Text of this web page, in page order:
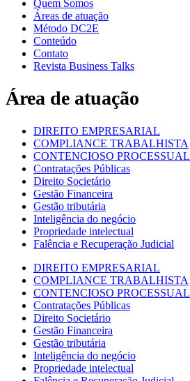
Quem Somos
Áreas de atuação
Método DC2E
Conteúdo
Contato
Revista Business Talks
Área de atuação
DIREITO EMPRESARIAL
COMPLIANCE TRABALHISTA
CONTENCIOSO PROCESSUAL
Contratações Públicas
Direito Societário
Gestão Financeira
Gestão tributária
Inteligência do negócio
Propriedade intelectual
Falência e Recuperação Judicial
DIREITO EMPRESARIAL
COMPLIANCE TRABALHISTA
CONTENCIOSO PROCESSUAL
Contratações Públicas
Direito Societário
Gestão Financeira
Gestão tributária
Inteligência do negócio
Propriedade intelectual